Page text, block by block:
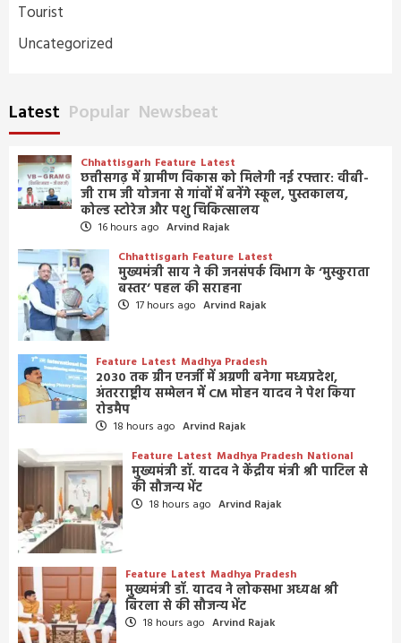
Tourist
Uncategorized
Latest Popular Newsbeat
Chhattisgarh Feature Latest
छत्तीसगढ़ में ग्रामीण विकास को मिलेगी नई रफ्तार: वीबी-
जी राम जी योजना से गांवों में बनेंगे स्कूल, पुस्तकालय,
कोल्ड स्टोरेज और पशु चिकित्सालय
16 hours ago Arvind Rajak
Chhattisgarh Feature Latest
मुख्यमंत्री साय ने की जनसंपर्क विभाग के ‘मुस्कुराता
बस्तर’ पहल की सराहना
17 hours ago Arvind Rajak
Feature Latest Madhya Pradesh
2030 तक ग्रीन एनर्जी में अग्रणी बनेगा मध्यप्रदेश,
अंतरराष्ट्रीय सम्मेलन में CM मोहन यादव ने पेश किया
रोडमैप
18 hours ago Arvind Rajak
Feature Latest Madhya Pradesh National
मुख्यमंत्री डॉ. यादव ने केंद्रीय मंत्री श्री पाटिल से
की सौजन्य भेंट
18 hours ago Arvind Rajak
Feature Latest Madhya Pradesh
मुख्यमंत्री डॉ. यादव ने लोकसभा अध्यक्ष श्री
बिरला से की सौजन्य भेंट
18 hours ago Arvind Rajak